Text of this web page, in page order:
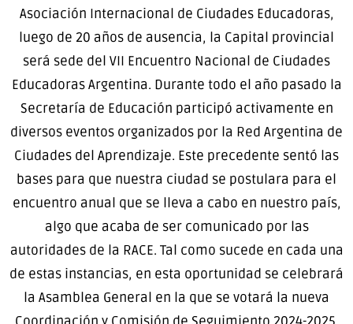
Asociación Internacional de Ciudades Educadoras,
luego de 20 años de ausencia, la Capital provincial
será sede del VII Encuentro Nacional de Ciudades
Educadoras Argentina. Durante todo el año pasado la
Secretaría de Educación participó activamente en
diversos eventos organizados por la Red Argentina de
Ciudades del Aprendizaje. Este precedente sentó las
bases para que nuestra ciudad se postulara para el
encuentro anual que se lleva a cabo en nuestro país,
algo que acaba de ser comunicado por las
autoridades de la RACE. Tal como sucede en cada una
de estas instancias, en esta oportunidad se celebrará
la Asamblea General en la que se votará la nueva